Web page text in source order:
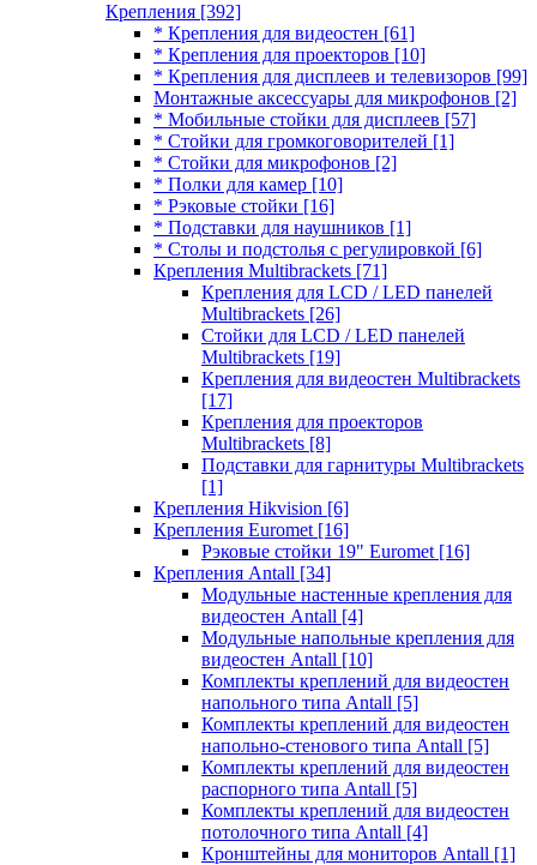
Крепления [392]
* Крепления для видеостен [61]
* Крепления для проекторов [10]
* Крепления для дисплеев и телевизоров [99]
Монтажные аксессуары для микрофонов [2]
* Мобильные стойки для дисплеев [57]
* Стойки для громкоговорителей [1]
* Стойки для микрофонов [2]
* Полки для камер [10]
* Рэковые стойки [16]
* Подставки для наушников [1]
* Столы и подстолья с регулировкой [6]
Крепления Multibrackets [71]
Крепления для LCD / LED панелей
Multibrackets [26]
Стойки для LCD / LED панелей
Multibrackets [19]
Крепления для видеостен Multibrackets
[17]
Крепления для проекторов
Multibrackets [8]
Подставки для гарнитуры Multibrackets
[1]
Крепления Hikvision [6]
Крепления Euromet [16]
Рэковые стойки 19" Euromet [16]
Крепления Antall [34]
Модульные настенные крепления для
видеостен Antall [4]
Модульные напольные крепления для
видеостен Antall [10]
Комплекты креплений для видеостен
напольного типа Antall [5]
Комплекты креплений для видеостен
напольно-стенового типа Antall [5]
Комплекты креплений для видеостен
распорного типа Antall [5]
Комплекты креплений для видеостен
потолочного типа Antall [4]
Кронштейны для мониторов Antall [1]